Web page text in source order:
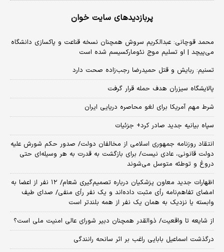
پربازدیدهای سایت خوان
محمد قوچانی: عبدالکریم سروش همچنان نسخه قناعت و پاکسازی دانشگاه
می‌پیچد | او تسلیم موج نئومارکسیسم شده است
تسنیم: ربایش و قتل حمیدرضا رجب‌زاده صحت دارد
پالایشگاه سیزران هدف حمله قرار گرفت
شرط مهم آمریکا برای لغو محاصره دریایی ایران
سپاه بیانیه جدید صادر کرد+ جزئیات
انتقاد روزنامه جمهوری اسلامی از مخالفان دولت/ صدور حکم شورش علیه
دولت قانونی، عادی نیست/ برای بازگشت به قدرت به هر وسیله‌ای حتی
دروغ و توطئه متوسل می‌شوند
اظهارات جدید معاون پزشکیان درباره تصمیم‌گیری شعام/ ۱۲ نفر از اعضا به
امضای تفاهم‌نامه رأی مثبت داده‌اند و یک نفر رأی منفی/ صدای طیف
وابسته یا نزدیک به همان یک نفر از همه بلندتر است
از شایعه تا واقعیت/ ذوالقدر همچنان دبیر شورای ‌عالی امنیت ملی است؟
درگذشت اسماعیل بابایی راغب بر اثر سانحه رانندگی